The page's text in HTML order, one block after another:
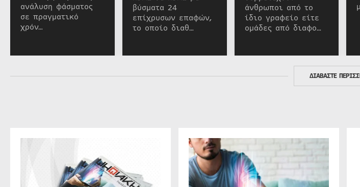
ανάλυση φάσματος
σε πραγματικό
χρόν…
βύσματα 24
επίχρυσων επαφών,
το οποίο διαθ…
άνθρωποι από το
ίδιο γραφείο είτε
ομάδες από διαφο…
ΔΙΑΒΑΣΤΕ